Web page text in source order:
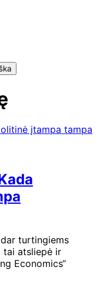
turtingiems
tai atsliepė ir
Economics“